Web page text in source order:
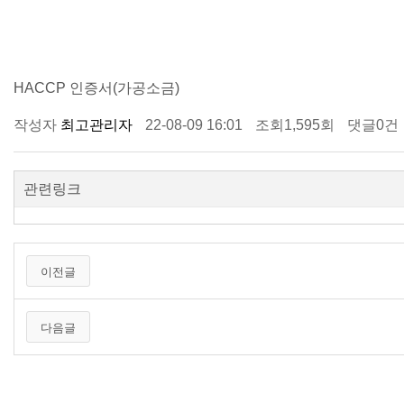
HACCP 인증서(가공소금)
작성자 최고관리자 22-08-09 16:01 조회 1,595회 댓글0건
관련링크
이전글
다음글